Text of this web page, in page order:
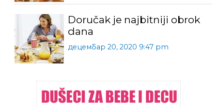
Doručak je najbitniji obrok
dana
децембар 20, 2020 9:47 pm